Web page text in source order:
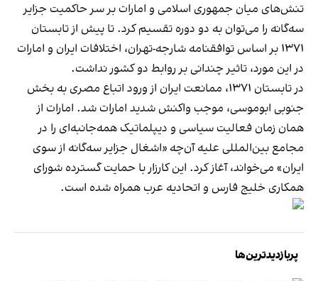
تنش‌های میان جمهوری اسلامی و امارات بر سر حاکمیت جزایر
سه‌گانه را می‌توان به دو دوره تقسیم کرد. تا پیش از تابستان
۱۳۷۱ بر اساس توافقنامه شارجه-تهران، اختلافات ایران و امارات
در این مورد، تاثیر چندانی بر روابط دو کشور نداشت.
در تابستان ۱۳۷۱، ممانعت ایران از ورود اتباع مصری به بخش
جنوبی ابوموسی، موجب واکنش شدید امارات شد. امارات از
همان زمان فعالیت سیاسی و دیپلماتیک همه‌جانبه‌ای را در
مجامع بین‌المللی علیه آن‌چه «اشغال جزایر سه‌گانه از سوی
ایران» می‌خواند، آغاز کرد. این کارزار با حمایت گسترده شورای
همکاری خلیج فارس و اتحادیه عرب همراه شده است.
پربازدیدترین‌ها